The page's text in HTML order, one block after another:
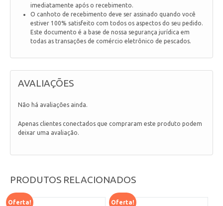
imediatamente após o recebimento.
O canhoto de recebimento deve ser assinado quando você
estiver 100% satisfeito com todos os aspectos do seu pedido.
Este documento é a base de nossa segurança jurídica em
todas as transações de comércio eletrônico de pescados.
AVALIAÇÕES
Não há avaliações ainda.
Apenas clientes conectados que compraram este produto podem
deixar uma avaliação.
PRODUTOS RELACIONADOS
Oferta! Oferta!